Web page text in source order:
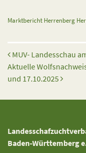
Marktbericht Herrenberg
Beitrags-
MUV- Landesschau
Aktuelle
und 17.10.2025
Baden-Württemberg